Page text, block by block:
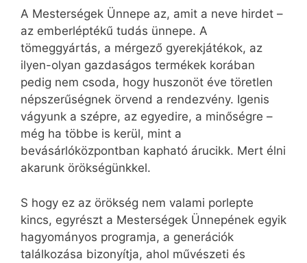
A Mesterségek Ünnepe az, amit a neve hirdet –
az emberléptékű tudás ünnepe. A
tömeggyártás, a mérgező gyerekjátékok, az
ilyen-olyan gazdaságos termékek korában
pedig nem csoda, hogy huszonöt éve töretlen
népszerűségnek örvend a rendezvény. Igenis
vágyunk a szépre, az egyedire, a minőségre –
még ha többe is kerül, mint a
bevásárlóközpontban kapható árucikk. Mert élni
akarunk örökségünkkel.
S hogy ez az örökség nem valami porlepte
kincs, egyrészt a Mesterségek Ünnepének egyik
hagyományos programja, a generációk
találkozása bizonyítja, ahol művészeti és